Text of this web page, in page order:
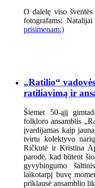
O dalelę viso
fotografams:
prisimenam:)
„Ratilio“
ratiliavimą ir
Šiemet 50-ąjį
folkloro ansamblis
įvardijamas kaip
tvirtu kolektyvo
Ričkutė ir Kristina
parodė, kad būtent
gyvybingumo
laikotarpį buvę
priklausė ansamblio